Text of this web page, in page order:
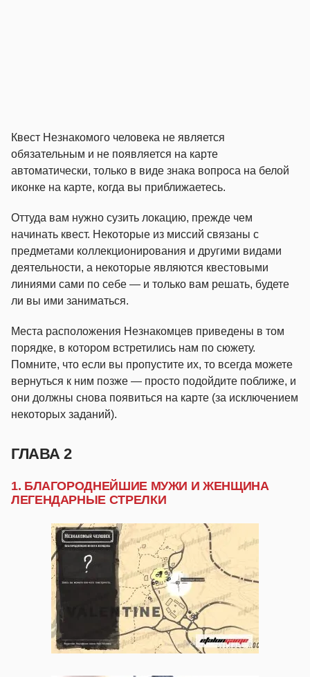
Квест Незнакомого человека не является
обязательным и не появляется на карте
автоматически, только в виде знака вопроса на белой
иконке на карте, когда вы приближаетесь.
Оттуда вам нужно сузить локацию, прежде чем
начинать квест. Некоторые из миссий связаны с
предметами коллекционирования и другими видами
деятельности, а некоторые являются квестовыми
линиями сами по себе — и только вам решать, будете
ли вы ими заниматься.
Места расположения Незнакомцев приведены в том
порядке, в котором встретились нам по сюжету.
Помните, что если вы пропустите их, то всегда можете
вернуться к ним позже — просто подойдите поближе, и
они должны снова появиться на карте (за исключением
некоторых заданий).
ГЛАВА 2
1. БЛАГОРОДНЕЙШИЕ МУЖИ И ЖЕНЩИНА
ЛЕГЕНДАРНЫЕ СТРЕЛКИ